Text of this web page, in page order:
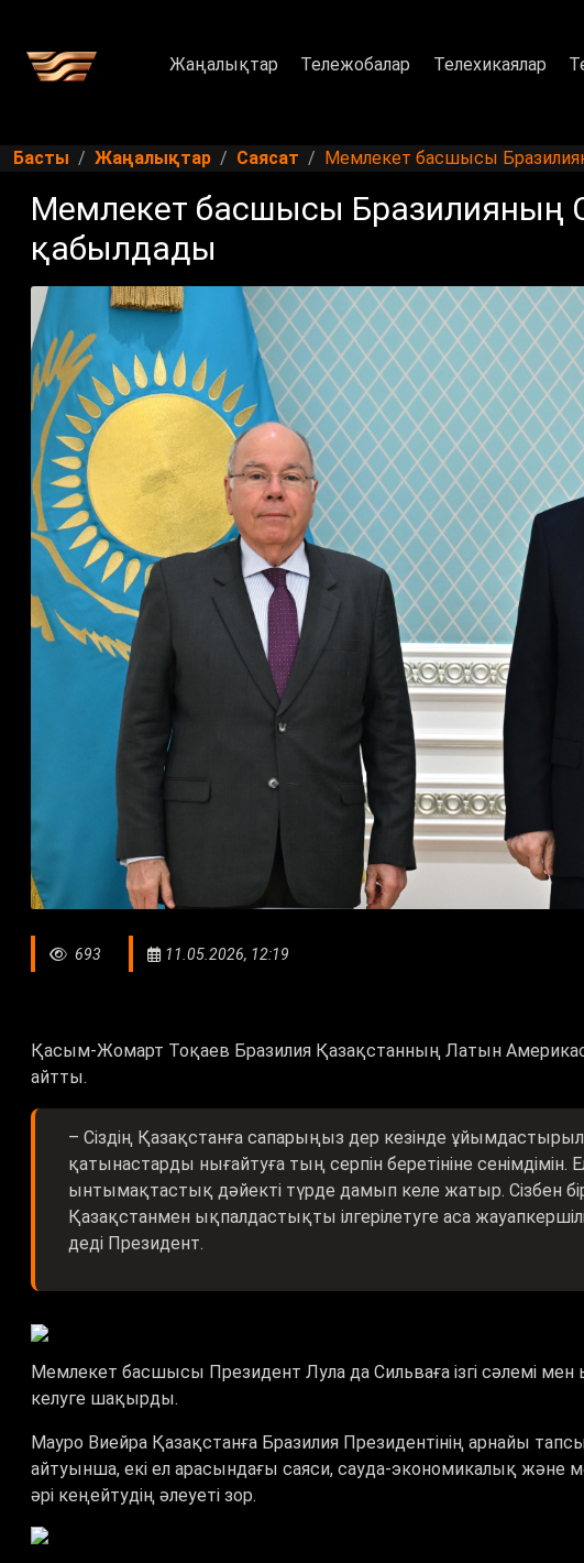
Жаңалықтар Тележобалар Телехикаялар
Басты Жаңалықтар Саясат Мемлекет басшысы
Мемлекет басшысы Бразилияның
қабылдады
693 11.05.2026, 12:19
Қасым-Жомарт Тоқаев Бразилия Қазақстанның Латын
айтты.
– Сіздің Қазақстанға сапарыңыз дер кезінде
қатынастарды нығайтуға тың серпін беретініне
ынтымақтастық дәйекті түрде дамып келе жатыр. Сізбен
Қазақстанмен ықпалдастықты ілгерілетуге аса
деді Президент.
Мемлекет басшысы Президент Лула да Сильваға ізгі сәлемі
келуге шақырды.
Мауро Виейра Қазақстанға Бразилия Президентінің арнайы
айтуынша, екі ел арасындағы саяси, сауда-экономикалық және
әрі кеңейтудің әлеуеті зор.